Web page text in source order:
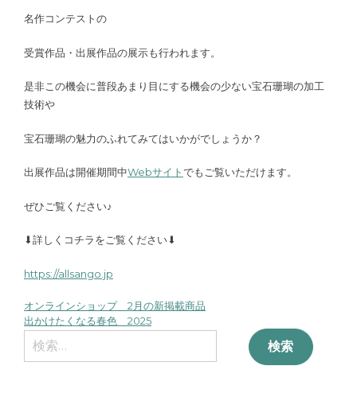
名作コンテストの
受賞作品・出展作品の展示も行われます。
是非この機会に普段あまり目にする機会の少ない宝石珊瑚の加工
技術や
宝石珊瑚の魅力のふれてみてはいかがでしょうか？
出展作品は開催期間中Webサイトでもご覧いただけます。
ぜひご覧ください♪
⬇︎詳しくコチラをご覧ください⬇︎
https://allsango.jp
投
稿
オンラインショップ 2月の新掲載商品
出かけたくなる春色 2025
検
索: